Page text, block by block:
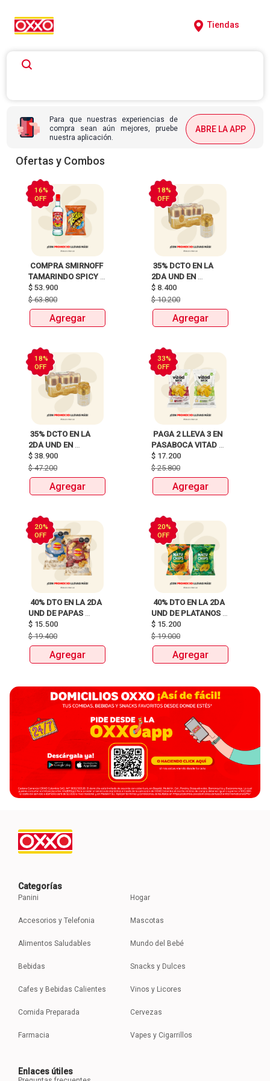
Tiendas
Para que nuestras experiencias de
compra sean aún mejores, pruebe
nuestra aplicación.
ABRE LA APP
Ofertas y Combos
16%
OFF
COMPRA SMIRNOFF
TAMARINDO SPICY
X750ml Y LLEVATE
DETODITO 165GR o
150GR
$ 53.900
$63.800
Agregar
18%
OFF
35% DCTO EN LA
2DA UND EN
CERVEZA CLUB
COLOMBIA LATA
X330ml
$ 8.400
$10.200
Agregar
18%
OFF
35% DCTO EN LA
2DA UND EN
CERVEZA CLUB
COLOMBIA 330 ML
LATA X 6 UNIDADES
ANTES:$47.200
$ 38.900
$47.200
Agregar
33%
OFF
PAGA 2 LLEVA 3 EN
PASABOCA VITAD
$ 17.200
$25.800
Agregar
20%
OFF
40% DTO EN LA 2DA
UND DE PAPAS
MARGARITA RECETA
CLASICA X 120G Y
115G
$ 15.500
$19.400
Agregar
20%
OFF
40% DTO EN LA 2DA
UND DE PLATANOS
MARCA NATUCHIPS
$ 15.200
$19.000
Agregar
Categorías
Panini
Accesorios y Telefonia
Alimentos Saludables
Bebidas
Cafes y Bebidas Calientes
Comida Preparada
Farmacia
Hogar
Mascotas
Mundo del Bebé
Snacks y Dulces
Vinos y Licores
Cervezas
Vapes y Cigarrillos
Enlaces útiles